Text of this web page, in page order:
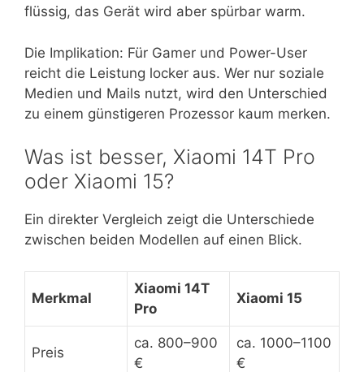
flüssig, das Gerät wird aber spürbar warm.
Die Implikation: Für Gamer und Power-User
reicht die Leistung locker aus. Wer nur soziale
Medien und Mails nutzt, wird den Unterschied
zu einem günstigeren Prozessor kaum merken.
Was ist besser, Xiaomi 14T Pro
oder Xiaomi 15?
Ein direkter Vergleich zeigt die Unterschiede
zwischen beiden Modellen auf einen Blick.
Merkmal
Xiaomi 14T
Pro
Xiaomi 15
Preis
ca. 800–900
€
ca. 1000–1100
€